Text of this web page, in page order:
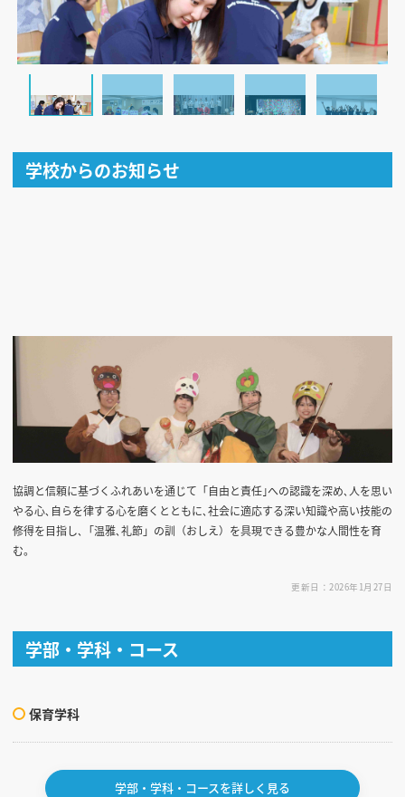
学校からのお知らせ
協調と信頼に基づくふれあいを通じて「自由と責任｣への認識を深め､人を思い
やる心､自らを律する心を磨くとともに､社会に適応する深い知識や高い技能の
修得を目指し､「温雅､礼節」の訓（おしえ）を具現できる豊かな人間性を育
む。
更新日：2026年1月27日
学部・学科・コース
保育学科
学部・学科・コースを詳しく見る